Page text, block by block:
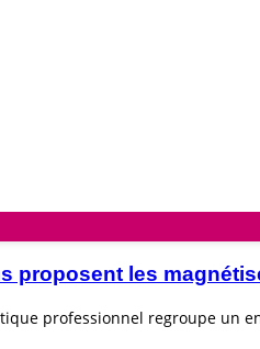
proposent les
professionnel regroupe un